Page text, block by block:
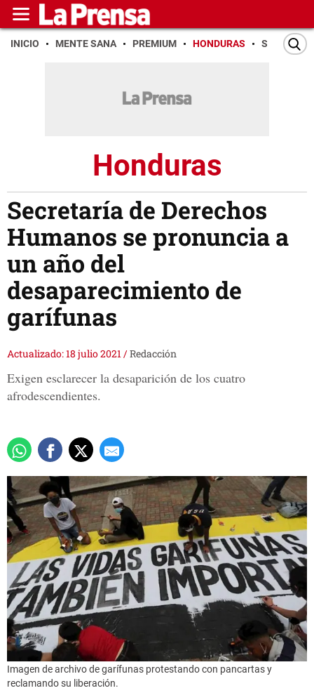
INICIO MENTE SANA PREMIUM HONDURAS SAN PEDRO
Honduras
Secretaría de Derechos
Humanos se pronuncia a
un año del
desaparecimiento de
garífunas
Actualizado: 18 julio 2021/Redacción
Exigen esclarecer la desaparición de los cuatro
afrodescendientes.
Imagen de archivo de garífunas protestando con pancartas y
reclamando su liberación.